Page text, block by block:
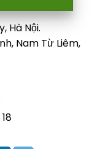
Hà Nội.
Nam Từ Liêm,
18